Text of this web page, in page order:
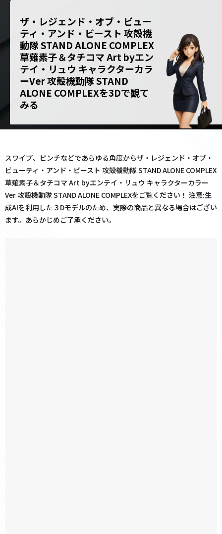
ザ・レジェンド・オブ・ビュー
ティ・アンド・ビースト 攻殻機
動隊 STAND ALONE COMPLEX
草薙素子＆タチコマ Art byエン
テイ・リュウ キャラクターカラ
ーVer 攻殻機動隊 STAND
ALONE COMPLEXを3Dで観て
みる
スワイプ、ピンチなどであらゆる角度からザ・レジェンド・オブ・
ビューティ・アンド・ビースト 攻殻機動隊 STAND ALONE COMPLEX
草薙素子＆タチコマ Art byエンテイ・リュウ キャラクターカラー
Ver 攻殻機動隊 STAND ALONE COMPLEXをご覧ください！ 注意:生
成AIを利用した３Dモデルのため、実際の商品と異なる場合はござい
ます。あらかじめご了承ください。